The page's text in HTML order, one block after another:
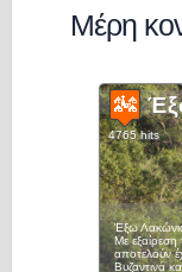
Μέρη
4765 hits
Έξω
Με εξαίρεση
αποτελούν
Βυζαντινά